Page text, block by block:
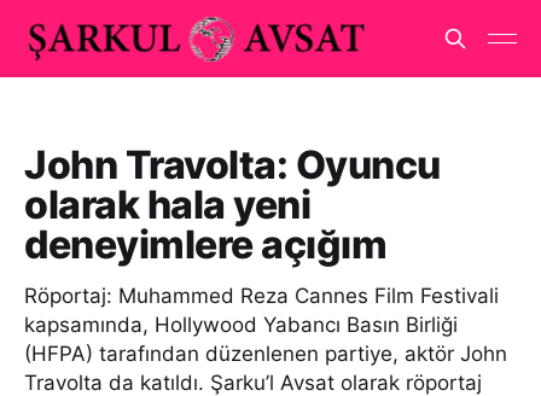
John Travolta: Oyuncu
olarak hala yeni
deneyimlere açığım
Röportaj: Muhammed Reza Cannes Film Festivali
kapsamında, Hollywood Yabancı Basın Birliği
(HFPA) tarafından düzenlenen partiye, aktör John
Travolta da katıldı. Şarku’l Avsat olarak röportaj